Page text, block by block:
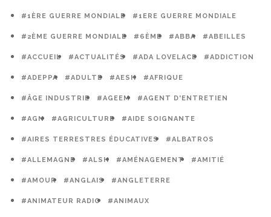
#1ÈRE GUERRE MONDIALE #1ERE GUERRE MONDIALE
#2ÈME GUERRE MONDIALE #6ÈME #ABBA #ABEILLES
#ACCUEIL #ACTUALITÉS #ADA LOVELACE #ADDICTION
#ADEPPA #ADULTE #AESH #AFRIQUE
#ÂGE INDUSTRIE #AGEEM #AGENT D'ENTRETIEN
#AGN #AGRICULTURE #AIDE SOIGNANTE
#AIRES TERRESTRES ÉDUCATIVES #ALBATROS
#ALLEMAGNE #ALSH #AMÉNAGEMENT #AMITIÉ
#AMOUR #ANGLAIS #ANGLETERRE
#ANIMATEUR RADIO #ANIMAUX